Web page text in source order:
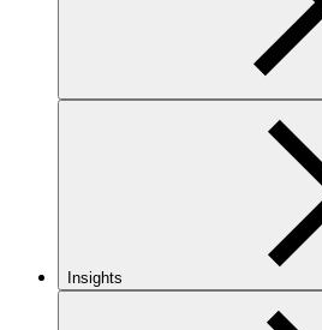
Insights